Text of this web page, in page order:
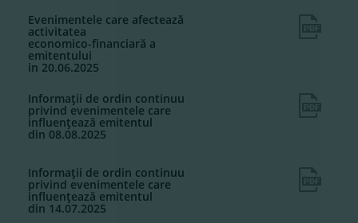
Evenimentele care afectează
activitatea
economico-financiară a
emitentului
in 20.06.2025
Informaţii de ordin continuu
privind evenimentele care
influenţează emitentul
din 08.08.2025
Informaţii de ordin continuu
privind evenimentele care
influenţează emitentul
din 14.07.2025